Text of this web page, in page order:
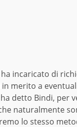
incaricato di
merito a
detto Bindi, per
naturalmente
lo stesso